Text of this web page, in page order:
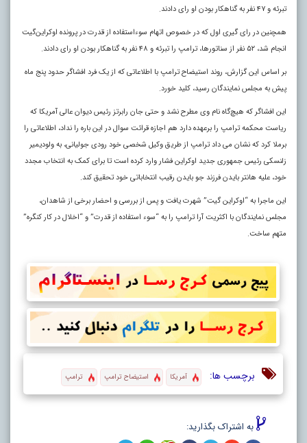
تبرئه و ۴۷ نفر به گناهکار بودن او رای دادند.
همچنین در رای گیری اول که در خصوص اتهام سوءاستفاده از قدرت در پرونده اوکراین‌گیت
انجام شد، ۵۲ نفر از سناتورها، ترامپ را تبرئه و ۴۸ نفر به گناهکار بودن او رای دادند.
بر اساس این گزارش، روند استیضاح ترامپ با اطلاعاتی که از یک فرد افشاگر حدود پنج ماه
پیش به مجلس نمایندگان رسید، کلید خورد.
این افشاگر که هیچ‌گاه نام وی مطرح نشد و حتی جان رابرتز رئیس دیوان عالی آمریکا که
ریاست محکمه ترامپ را برعهده دارد هم اجازه قرائت سوال در این باره را نداد، اطلاعاتی را
برملا کرد که نشان می داد ترامپ از طریق وکیل شخصی خود رودی جولیانی، به ولودیمیر
زلنسکی رئیس جمهوری جدید اوکراین فشار وارد کرده است تا برای کمک به انتخاب مجدد
خود، علیه هانتر بایدن فرزند جو بایدن رقیب انتخاباتی خود تحقیق کند.
این ماجرا به “اوکراین گیت” شهرت یافت و پس از بررسی و احضار برخی از شاهدان،
مجلس نمایندگان با اکثریت آرا ترامپ را به “سوء استفاده از قدرت” و “اخلال در کار کنگره”
متهم ساخت.
برچسب ها: آمریکا استیضاح ترامپ ترامپ
به اشتراک بگذارید: